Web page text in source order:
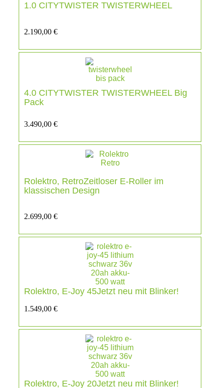
1.0 CITYTWISTER TWISTERWHEEL
2.190,00 €
4.0 CITYTWISTER TWISTERWHEEL Big
Pack
3.490,00 €
Rolektro, RetroZeitloser E-Roller im
klassischen Design
2.699,00 €
Rolektro, E-Joy 45Jetzt neu mit Blinker!
1.549,00 €
Rolektro, E-Joy 20Jetzt neu mit Blinker!